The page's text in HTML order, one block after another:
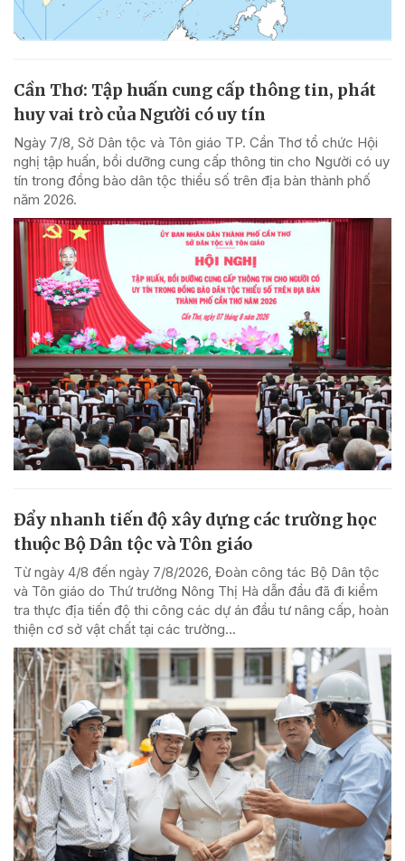
Cần Thơ: Tập huấn cung cấp thông tin, phát
huy vai trò của Người có uy tín
Ngày 7/8, Sở Dân tộc và Tôn giáo TP. Cần Thơ tổ chức Hội
nghị tập huấn, bồi dưỡng cung cấp thông tin cho Người có uy
tín trong đồng bào dân tộc thiểu số trên địa bàn thành phố
năm 2026.
Đẩy nhanh tiến độ xây dựng các trường học
thuộc Bộ Dân tộc và Tôn giáo
Từ ngày 4/8 đến ngày 7/8/2026, Đoàn công tác Bộ Dân tộc
và Tôn giáo do Thứ trưởng Nông Thị Hà dẫn đầu đã đi kiểm
tra thực địa tiến độ thi công các dự án đầu tư nâng cấp, hoàn
thiện cơ sở vật chất tại các trường...